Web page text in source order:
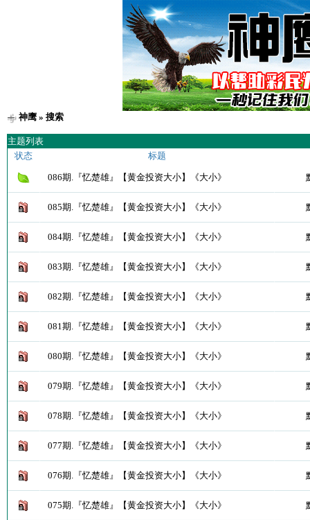
神鹰» 搜索
主题列表
状态
标题
086期.『忆楚雄』【黄金投资大小】《大小》
085期.『忆楚雄』【黄金投资大小】《大小》
084期.『忆楚雄』【黄金投资大小】《大小》
083期.『忆楚雄』【黄金投资大小】《大小》
082期.『忆楚雄』【黄金投资大小】《大小》
081期.『忆楚雄』【黄金投资大小】《大小》
080期.『忆楚雄』【黄金投资大小】《大小》
079期.『忆楚雄』【黄金投资大小】《大小》
078期.『忆楚雄』【黄金投资大小】《大小》
077期.『忆楚雄』【黄金投资大小】《大小》
076期.『忆楚雄』【黄金投资大小】《大小》
075期.『忆楚雄』【黄金投资大小】《大小》